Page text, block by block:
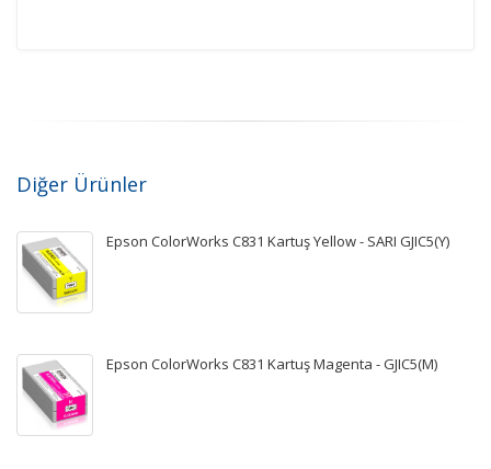
Diğer Ürünler
Epson ColorWorks C831 Kartuş Yellow - SARI GJIC5(Y)
Epson ColorWorks C831 Kartuş Magenta - GJIC5(M)